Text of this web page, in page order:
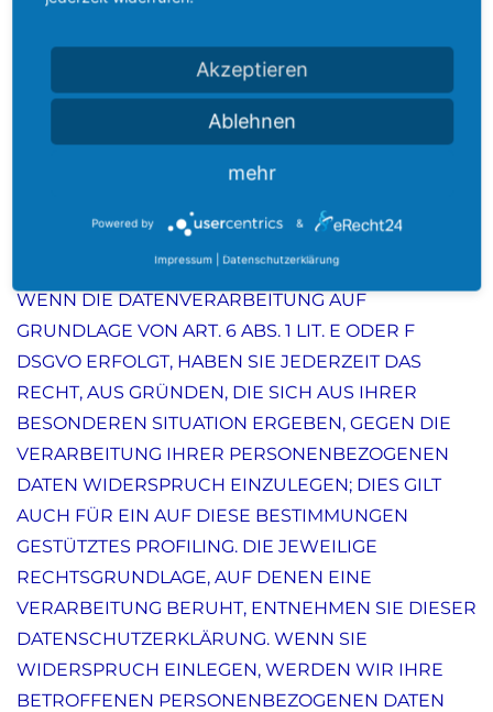
Widerruf erfolgten Datenverarbeitung bleibt vom
Widerspruchsrecht gegen die Datenerhebung in
besonderen Fällen sowie gegen Direktwerbung
(Art. 21 DSGVO)
WENN DIE DATENVERARBEITUNG AUF
GRUNDLAGE VON ART. 6 ABS. 1 LIT. E ODER F
DSGVO ERFOLGT, HABEN SIE JEDERZEIT DAS
RECHT, AUS GRÜNDEN, DIE SICH AUS IHRER
BESONDEREN SITUATION ERGEBEN, GEGEN DIE
VERARBEITUNG IHRER PERSONENBEZOGENEN
DATEN WIDERSPRUCH EINZULEGEN; DIES GILT
AUCH FÜR EIN AUF DIESE BESTIMMUNGEN
GESTÜTZTES PROFILING. DIE JEWEILIGE
RECHTSGRUNDLAGE, AUF DENEN EINE
VERARBEITUNG BERUHT, ENTNEHMEN SIE DIESER
DATENSCHUTZERKLÄRUNG. WENN SIE
WIDERSPRUCH EINLEGEN, WERDEN WIR IHRE
BETROFFENEN PERSONENBEZOGENEN DATEN
Akzeptieren
Ablehnen
mehr
Powered by &
Impressum Datenschutzerklärung